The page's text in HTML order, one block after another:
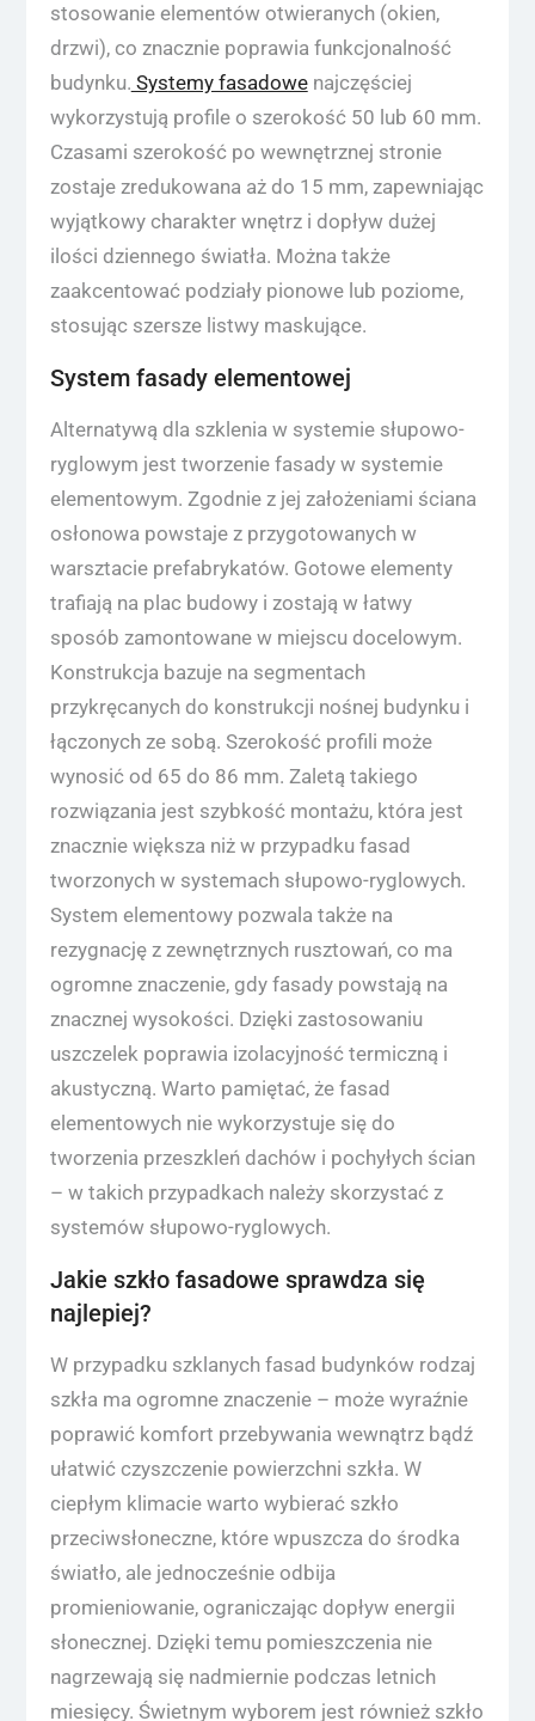
stosowanie elementów otwieranych (okien,
drzwi), co znacznie poprawia funkcjonalność
budynku. Systemy fasadowenajczęściej
wykorzystują profile o szerokość 50 lub 60 mm.
Czasami szerokość po wewnętrznej stronie
zostaje zredukowana aż do 15 mm, zapewniając
wyjątkowy charakter wnętrz i dopływ dużej
ilości dziennego światła. Można także
zaakcentować podziały pionowe lub poziome,
stosując szersze listwy maskujące.
System fasady elementowej
Alternatywą dla szklenia w systemie słupowo-
ryglowym jest tworzenie fasady w systemie
elementowym. Zgodnie z jej założeniami ściana
osłonowa powstaje z przygotowanych w
warsztacie prefabrykatów. Gotowe elementy
trafiają na plac budowy i zostają w łatwy
sposób zamontowane w miejscu docelowym.
Konstrukcja bazuje na segmentach
przykręcanych do konstrukcji nośnej budynku i
łączonych ze sobą. Szerokość profili może
wynosić od 65 do 86 mm. Zaletą takiego
rozwiązania jest szybkość montażu, która jest
znacznie większa niż w przypadku fasad
tworzonych w systemach słupowo-ryglowych.
System elementowy pozwala także na
rezygnację z zewnętrznych rusztowań, co ma
ogromne znaczenie, gdy fasady powstają na
znacznej wysokości. Dzięki zastosowaniu
uszczelek poprawia izolacyjność termiczną i
akustyczną. Warto pamiętać, że fasad
elementowych nie wykorzystuje się do
tworzenia przeszkleń dachów i pochyłych ścian
– w takich przypadkach należy skorzystać z
systemów słupowo-ryglowych.
Jakie szkło fasadowe sprawdza się
najlepiej?
W przypadku szklanych fasad budynków rodzaj
szkła ma ogromne znaczenie – może wyraźnie
poprawić komfort przebywania wewnątrz bądź
ułatwić czyszczenie powierzchni szkła. W
ciepłym klimacie warto wybierać szkło
przeciwsłoneczne, które wpuszcza do środka
światło, ale jednocześnie odbija
promieniowanie, ograniczając dopływ energii
słonecznej. Dzięki temu pomieszczenia nie
nagrzewają się nadmiernie podczas letnich
miesięcy. Świetnym wyborem jest również szkło